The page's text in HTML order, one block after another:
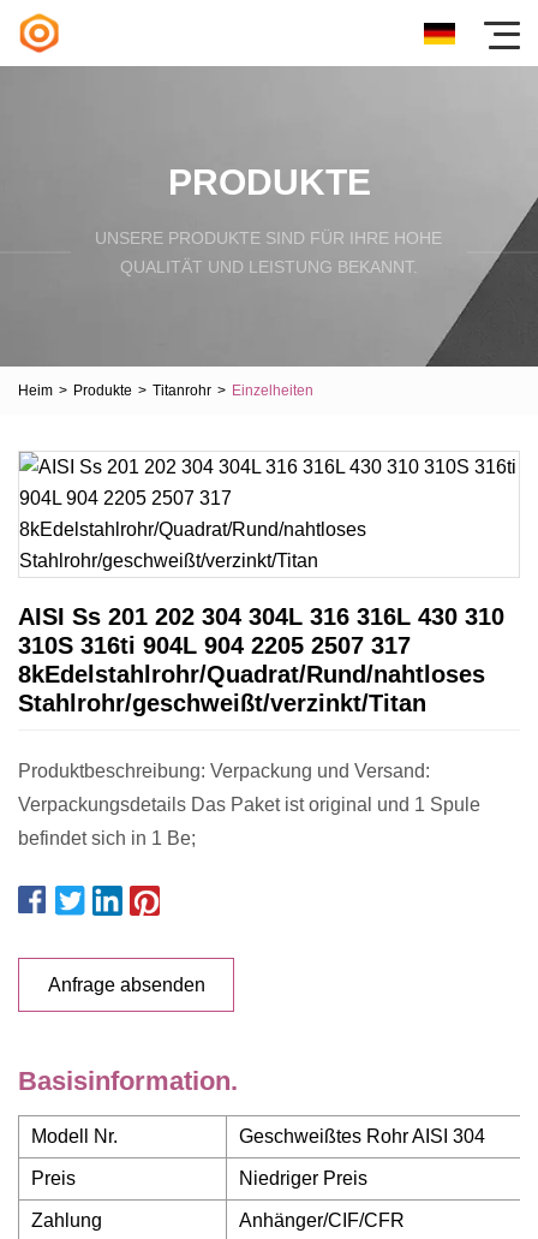
PRODUKTE
UNSERE PRODUKTE SIND FÜR IHRE HOHE
QUALITÄT UND LEISTUNG BEKANNT.
Heim > Produkte > Titanrohr > Einzelheiten
AISI Ss 201 202 304 304L 316 316L 430 310
310S 316ti 904L 904 2205 2507 317
8kEdelstahlrohr/Quadrat/Rund/nahtloses
Stahlrohr/geschweißt/verzinkt/Titan
Produktbeschreibung: Verpackung und Versand:
Verpackungsdetails Das Paket ist original und 1 Spule
befindet sich in 1 Be;
Anfrage absenden
Basisinformation.
Modell Nr. Geschweißtes Rohr AISI 304
Preis Niedriger Preis
Zahlung Anhänger/CIF/CFR